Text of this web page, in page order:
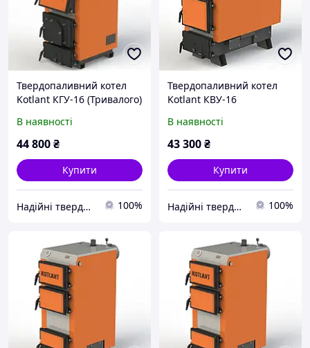
Твердопаливний котел
Kotlant КГУ-16 (Тривалого)
В наявності
44 800₴
Купити
Надійні твердопаливні котли від teplo-street.com.ua 100%
Твердопаливний котел
Kotlant КВУ-16
В наявності
43 300₴
Купити
Надійні твердопаливні котли від teplo-street.com.ua 100%